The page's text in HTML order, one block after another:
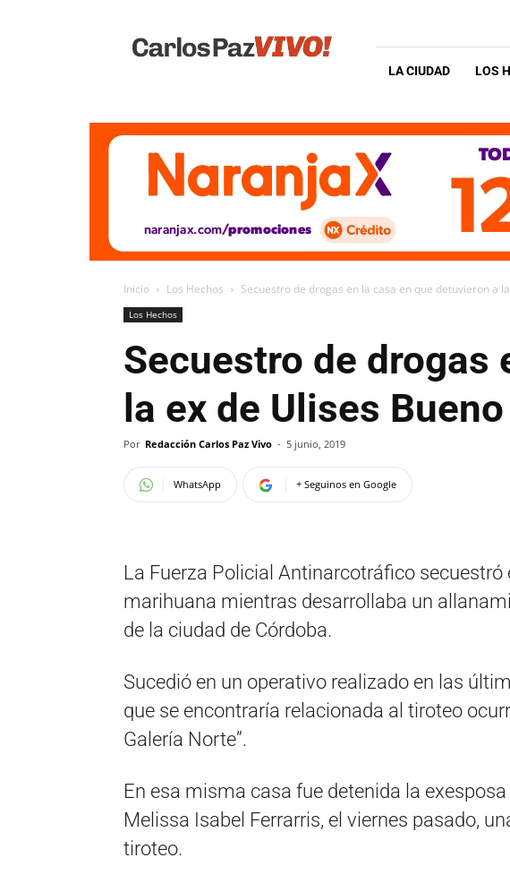
Vivo
LA CIUDAD LOS
Inicio Los Hechos Secuestro de drogas en la casa en que detuvieron a
Los Hechos
Secuestro de drogas
la ex de Ulises Bueno
Por Redacción Carlos Paz Vivo - 5 junio, 2019
WhatsApp + Seguinos en Google
La Fuerza Policial Antinarcotráfico
marihuana mientras desarrollaba un
de la ciudad de Córdoba.
Sucedió en un operativo realizado en las
que se encontraría relacionada al tiroteo
Galería Norte”.
En esa misma casa fue detenida la
Melissa Isabel Ferrarris, el viernes pasado,
tiroteo.